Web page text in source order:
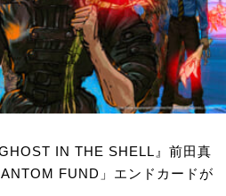
IN THE SHELL』前田真
FUND」エンドカードが